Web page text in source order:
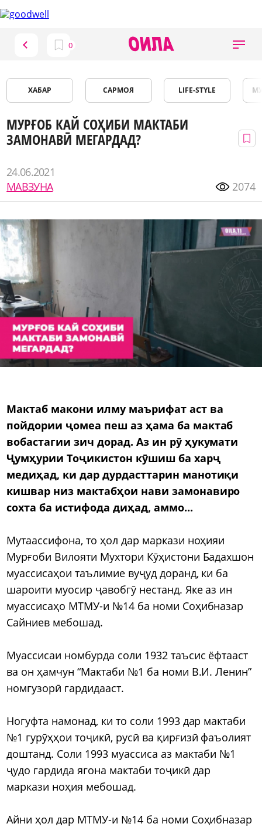
ХАБАР САРМОЯ LIFE-STYLE
МУРҒОБ КАЙ СОҲИБИ МАКТАБИ
ЗАМОНАВӢ МЕГАРДАД?
24.06.2021
МАВЗУНА
2074
Мактаб макони илму маърифат аст ва
пойдории ҷомеа пеш аз ҳама ба мактаб
вобастагии зич дорад. Аз ин рӯ ҳукумати
Ҷумҳурии Тоҷикистон кӯшиш ба харҷ
медиҳад, ки дар дурдасттарин манотиқи
кишвар низ мактабҳои нави замонавиро
сохта ба истифода диҳад, аммо...
Мутаассифона, то ҳол дар маркази ноҳияи
Мурғоби Вилояти Мухтори Кӯҳистони Бадахшон
муассисаҳои таълимие вуҷуд доранд, ки ба
шароити муосир ҷавобгӯ нестанд. Яке аз ин
муассисаҳо МТМУ-и №14 ба номи Соҳибназар
Сайниев мебошад.
Муассисаи номбурда соли 1932 таъсис ёфтааст
ва он ҳамчун “Мактаби №1 ба номи В.И. Ленин”
номгузорӣ гардидааст.
Ногуфта намонад, ки то соли 1993 дар мактаби
№1 гурӯҳҳои тоҷикӣ, русӣ ва қирғизӣ фаъолият
доштанд. Соли 1993 муассиса аз мактаби №1
ҷудо гардида ягона мактаби тоҷикӣ дар
маркази ноҳия мебошад.
Айни ҳол дар МТМУ-и №14 ба номи Соҳибназар